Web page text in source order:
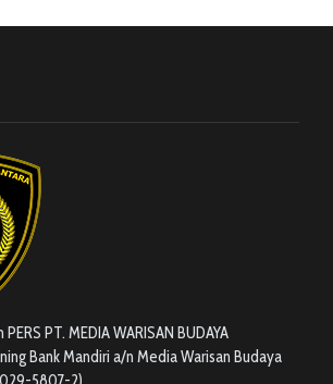
PT. MEDIA WARISAN BUDAYA
Bank Mandiri a/n Media Warisan Budaya